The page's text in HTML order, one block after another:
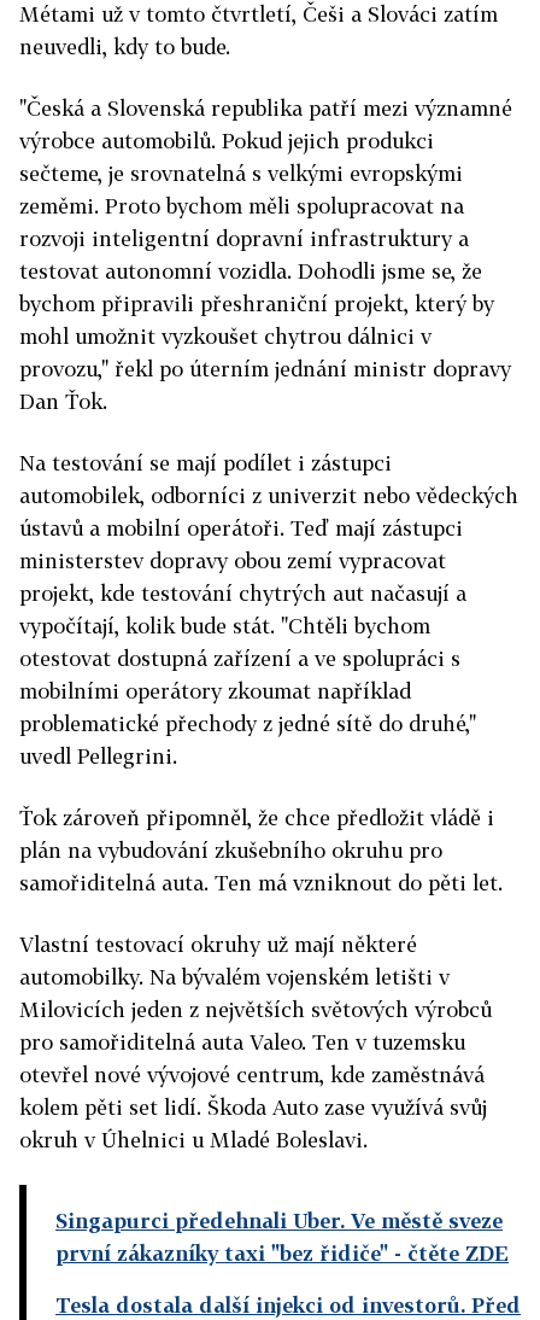
Métami už v tomto čtvrtletí, Češi a Slováci zatím
neuvedli, kdy to bude.
"Česká a Slovenská republika patří mezi významné
výrobce automobilů. Pokud jejich produkci
sečteme, je srovnatelná s velkými evropskými
zeměmi. Proto bychom měli spolupracovat na
rozvoji inteligentní dopravní infrastruktury a
testovat autonomní vozidla. Dohodli jsme se, že
bychom připravili přeshraniční projekt, který by
mohl umožnit vyzkoušet chytrou dálnici v
provozu," řekl po úterním jednání ministr dopravy
Dan Ťok.
Na testování se mají podílet i zástupci
automobilek, odborníci z univerzit nebo vědeckých
ústavů a mobilní operátoři. Teď mají zástupci
ministerstev dopravy obou zemí vypracovat
projekt, kde testování chytrých aut načasují a
vypočítají, kolik bude stát. "Chtěli bychom
otestovat dostupná zařízení a ve spolupráci s
mobilními operátory zkoumat například
problematické přechody z jedné sítě do druhé,"
uvedl Pellegrini.
Ťok zároveň připomněl, že chce předložit vládě i
plán na vybudování zkušebního okruhu pro
samořiditelná auta. Ten má vzniknout do pěti let.
Vlastní testovací okruhy už mají některé
automobilky. Na bývalém vojenském letišti v
Milovicích jeden z největších světových výrobců
pro samořiditelná auta Valeo. Ten v tuzemsku
otevřel nové vývojové centrum, kde zaměstnává
kolem pěti set lidí. Škoda Auto zase využívá svůj
okruh v Úhelnici u Mladé Boleslavi.
Singapurci předehnali Uber. Ve městě sveze
první zákazníky taxi "bez řidiče" - čtěte ZDE
Tesla dostala další injekci od investorů. Před